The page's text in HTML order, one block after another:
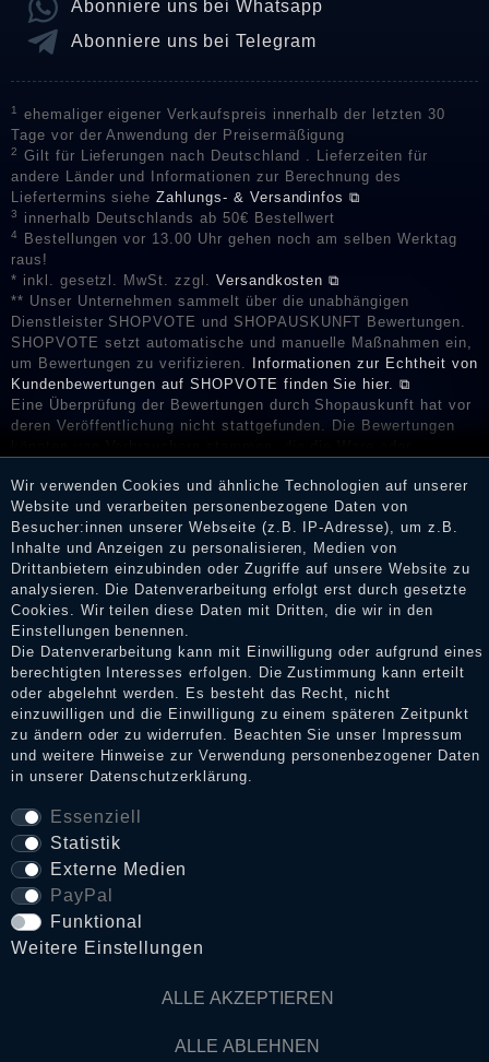
Abonniere uns bei Whatsapp
Abonniere uns bei Telegram
1
ehemaliger eigener Verkaufspreis innerhalb der letzten 30
Tage vor der Anwendung der Preisermäßigung
2
Gilt für Lieferungen nach Deutschland . Lieferzeiten für
andere Länder und Informationen zur Berechnung des
Liefertermins sieheZahlungs- & Versandinfos ⧉
3 innerhalb Deutschlands ab 50€ Bestellwert
4
Bestellungen vor 13.00 Uhr gehen noch am selben Werktag
raus!
* inkl. gesetzl. MwSt. zzgl. Versandkosten ⧉
** Unser Unternehmen sammelt über die unabhängigen
Dienstleister SHOPVOTE und SHOPAUSKUNFT Bewertungen.
SHOPVOTE setzt automatische und manuelle Maßnahmen ein,
um Bewertungen zu verifizieren.
Informationen zur Echtheit von
Kundenbewertungen auf SHOPVOTE finden Sie hier. ⧉
Eine Überprüfung der Bewertungen durch Shopauskunft hat vor
deren Veröffentlichung nicht stattgefunden. Die Bewertungen
Erhalt einer Benachrichtigungs-E-Mail können Händler die
Bewertungen verifizieren und über die erfolgte Verifizierung im
Shop informieren.
Impressum
Daten­schutz­erklärung
AGB
Widerrufs­recht
VERTRAG WIDERRUFEN
© Copyright 2026 Dark Ages Glasche & Kuczwalska GbR
Wir verwenden Cookies und ähnliche Technologien auf unserer
Website und verarbeiten personenbezogene Daten von
Besucher:innen unserer Webseite (z.B. IP-Adresse), um z.B.
Inhalte und Anzeigen zu personalisieren, Medien von
Drittanbietern einzubinden oder Zugriffe auf unsere Website zu
analysieren. Die Datenverarbeitung erfolgt erst durch gesetzte
Cookies. Wir teilen diese Daten mit Dritten, die wir in den
Einstellungen benennen.
Die Datenverarbeitung kann mit Einwilligung oder aufgrund eines
berechtigten Interesses erfolgen. Die Zustimmung kann erteilt
oder abgelehnt werden. Es besteht das Recht, nicht
einzuwilligen und die Einwilligung zu einem späteren Zeitpunkt
zu ändern oder zu widerrufen. Beachten Sie unser
Impressum
und weitere Hinweise zur Verwendung personenbezogener Daten
in unserer Daten­schutz­erklärung.
Essenziell
Statistik
Externe Medien
PayPal
Funktional
Weitere Einstellungen
ALLE AKZEPTIEREN
ALLE ABLEHNEN